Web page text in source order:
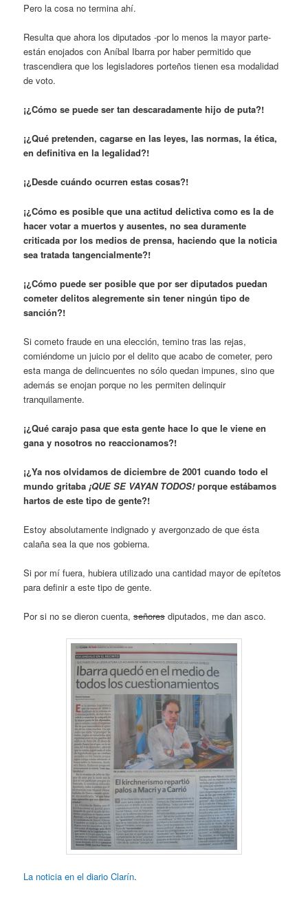
Pero la cosa no termina ahí.
Resulta que ahora los diputados -por lo menos la mayor parte-
están enojados con Aníbal Ibarra por haber permitido que
trascendiera que los legisladores porteños tienen esa modalidad
de voto.
¡¿Cómo se puede ser tan descaradamente hijo de puta?!
¡¿Qué pretenden, cagarse en las leyes, las normas, la ética,
en definitiva en la legalidad?!
¡¿Desde cuándo ocurren estas cosas?!
¡¿Cómo es posible que una actitud delictiva como es la de
hacer votar a muertos y ausentes, no sea duramente
criticada por los medios de prensa, haciendo que la noticia
sea tratada tangencialmente?!
¡¿Cómo puede ser posible que por ser diputados puedan
cometer delitos alegremente sin tener ningún tipo de
sanción?!
Si cometo fraude en una elección, temino tras las rejas,
comiéndome un juicio por el delito que acabo de cometer, pero
esta manga de delincuentes no sólo quedan impunes, sino que
además se enojan porque no les permiten delinquir
tranquilamente.
¡¿Qué carajo pasa que esta gente hace lo que le viene en
gana y nosotros no reaccionamos?!
¡¿Ya nos olvidamos de diciembre de 2001 cuando todo el
mundo gritaba¡QUE SE VAYAN TODOS!porque estábamos
hartos de este tipo de gente?!
Estoy absolutamente indignado y avergonzado de que ésta
calaña sea la que nos gobierna.
Si por mí fuera, hubiera utilizado una cantidad mayor de epítetos
para definir a este tipo de gente.
Por si no se dieron cuenta,señores diputados, me dan asco.
La noticia en el diario Clarín.